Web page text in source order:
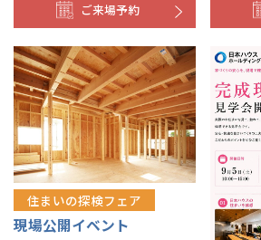
ご来場予約
住まいの探検フェア
現場公開イベント